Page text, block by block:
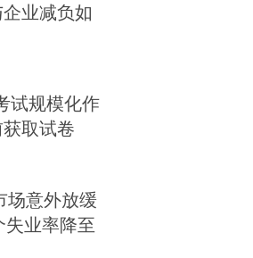
业减负如
试规模化作
取试卷
场意外放缓
业率降至